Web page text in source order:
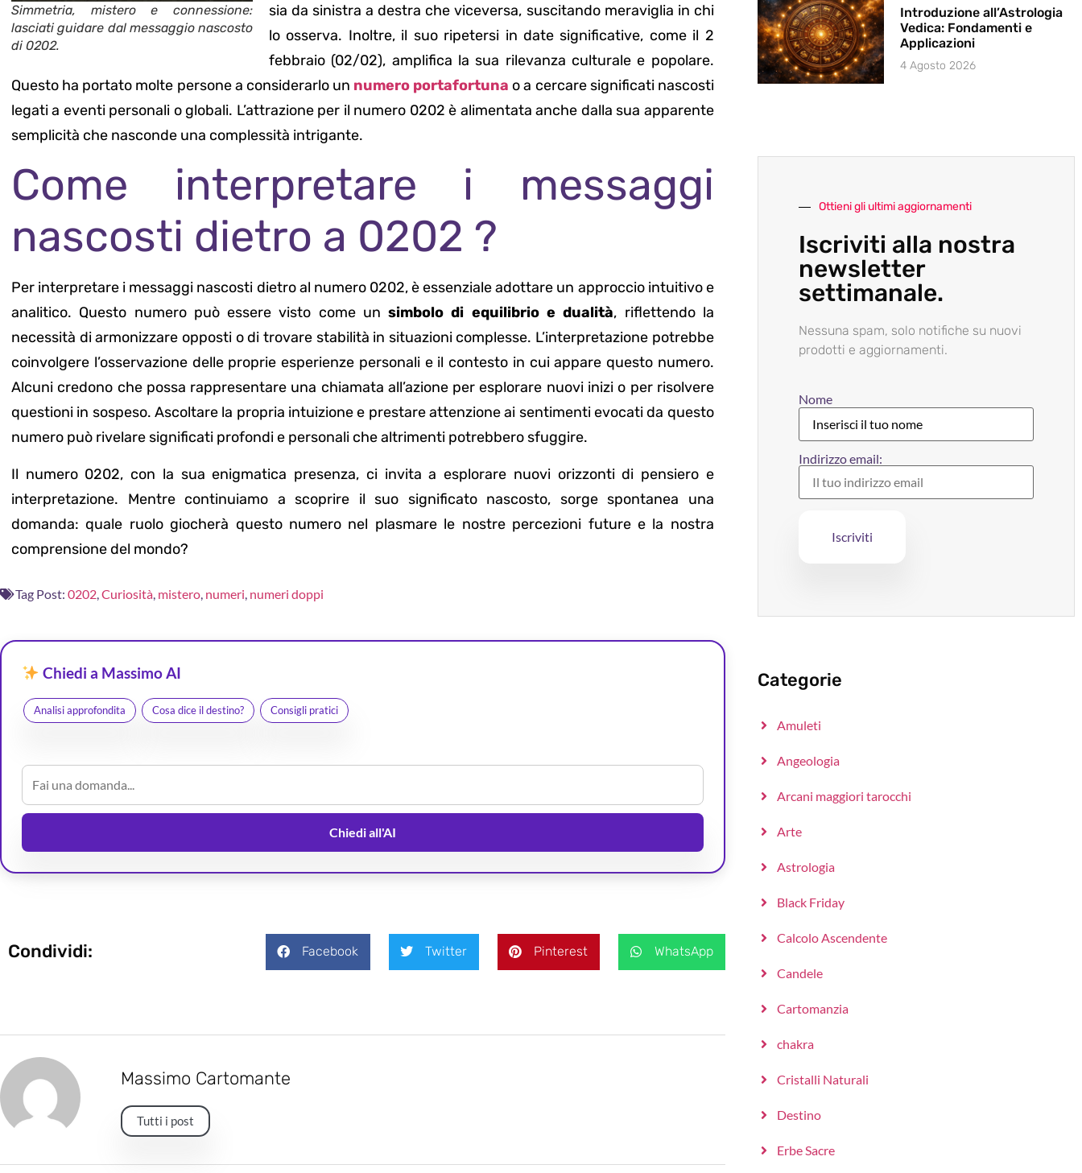
Simmetria, mistero e connessione:
lasciati guidare dal messaggio nascosto
di 0202.
sia da sinistra a destra che viceversa, suscitando meraviglia in chi
lo osserva. Inoltre, il suo ripetersi in date significative, come il 2
febbraio (02/02), amplifica la sua rilevanza culturale e popolare.
Questo ha portato molte persone a considerarlo un numero portafortuna o a cercare significati nascosti
legati a eventi personali o globali. L’attrazione per il numero 0202 è alimentata anche dalla sua apparente
semplicità che nasconde una complessità intrigante.
Come interpretare i messaggi
nascosti dietro a 0202 ?
Per interpretare i messaggi nascosti dietro al numero 0202, è essenziale adottare un approccio intuitivo e
analitico. Questo numero può essere visto come unsimbolo di equilibrio e dualità, riflettendo la
necessità di armonizzare opposti o di trovare stabilità in situazioni complesse. L’interpretazione potrebbe
coinvolgere l’osservazione delle proprie esperienze personali e il contesto in cui appare questo numero.
Alcuni credono che possa rappresentare una chiamata all’azione per esplorare nuovi inizi o per risolvere
questioni in sospeso. Ascoltare la propria intuizione e prestare attenzione ai sentimenti evocati da questo
numero può rivelare significati profondi e personali che altrimenti potrebbero sfuggire.
Il numero 0202, con la sua enigmatica presenza, ci invita a esplorare nuovi orizzonti di pensiero e
interpretazione. Mentre continuiamo a scoprire il suo significato nascosto, sorge spontanea una
domanda: quale ruolo giocherà questo numero nel plasmare le nostre percezioni future e la nostra
comprensione del mondo?
Tag Post: 0202,Curiosità, mistero, numeri, numeri doppi
Chiedi a Massimo AI
Analisi approfondita Cosa dice il destino? Consigli pratici
Chiedi all'AI
Condividi: Facebook Twitter Pinterest WhatsApp
Massimo Cartomante
Tutti i post
Introduzione all’Astrologia
Vedica: Fondamenti e
Applicazioni
4 Agosto 2026
Ottieni gli ultimi aggiornamenti
Iscriviti alla nostra
newsletter
settimanale.
Nessuna spam, solo notifiche su nuovi
prodotti e aggiornamenti.
Nome
Indirizzo email:
Categorie
Amuleti
Angeologia
Arcani maggiori tarocchi
Arte
Astrologia
Black Friday
Calcolo Ascendente
Candele
Cartomanzia
chakra
Cristalli Naturali
Destino
Erbe Sacre